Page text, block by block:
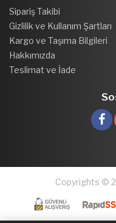
Sipariş Takibi
Gizlilik ve Kullanım Şartları
Kargo ve Taşıma Bilgileri
Hakkımızda
Teslimat ve İade
Copyrights ©